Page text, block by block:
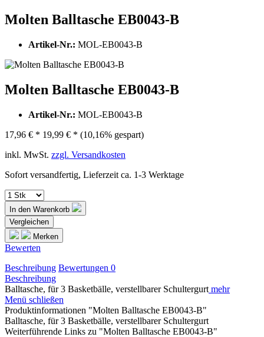
Molten Balltasche EB0043-B
Artikel-Nr.: MOL-EB0043-B
Molten Balltasche EB0043-B
Artikel-Nr.: MOL-EB0043-B
17,96 € * 19,99 € * (10,16% gespart)
inkl. MwSt. zzgl. Versandkosten
Sofort versandfertig, Lieferzeit ca. 1-3 Werktage
In den Warenkorb
Vergleichen
Merken
Bewerten
Beschreibung Bewertungen 0
Beschreibung
Balltasche, für 3 Basketbälle, verstellbarer Schultergurt mehr
Menü schließen
Produktinformationen "Molten Balltasche EB0043-B"
Balltasche, für 3 Basketbälle, verstellbarer Schultergurt
Weiterführende Links zu "Molten Balltasche EB0043-B"